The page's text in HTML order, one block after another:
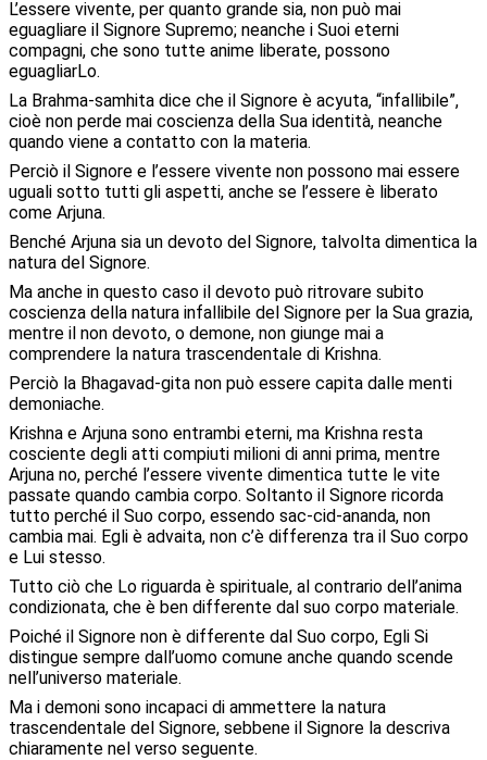
L’essere vivente, per quanto grande sia, non può mai
eguagliare il Signore Supremo; neanche i Suoi eterni
compagni, che sono tutte anime liberate, possono
eguagliarLo.
La Brahma-samhita dice che il Signore è acyuta, “infallibile”,
cioè non perde mai coscienza della Sua identità, neanche
quando viene a contatto con la materia.
Perciò il Signore e l’essere vivente non possono mai essere
uguali sotto tutti gli aspetti, anche se l’essere è liberato
come Arjuna.
Benché Arjuna sia un devoto del Signore, talvolta dimentica la
natura del Signore.
Ma anche in questo caso il devoto può ritrovare subito
coscienza della natura infallibile del Signore per la Sua grazia,
mentre il non devoto, o demone, non giunge mai a
comprendere la natura trascendentale di Krishna.
Perciò la Bhagavad-gita non può essere capita dalle menti
demoniache.
Krishna e Arjuna sono entrambi eterni, ma Krishna resta
cosciente degli atti compiuti milioni di anni prima, mentre
Arjuna no, perché l’essere vivente dimentica tutte le vite
passate quando cambia corpo. Soltanto il Signore ricorda
tutto perché il Suo corpo, essendo sac-cid-ananda, non
cambia mai. Egli è advaita, non c’è differenza tra il Suo corpo
e Lui stesso.
Tutto ciò che Lo riguarda è spirituale, al contrario dell’anima
condizionata, che è ben differente dal suo corpo materiale.
Poiché il Signore non è differente dal Suo corpo, Egli Si
distingue sempre dall’uomo comune anche quando scende
nell’universo materiale.
Ma i demoni sono incapaci di ammettere la natura
trascendentale del Signore, sebbene il Signore la descriva
chiaramente nel verso seguente.